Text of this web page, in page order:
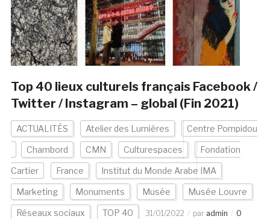
Top 40 lieux culturels français Facebook /
Twitter / Instagram – global (Fin 2021)
ACTUALITÉS Atelier des Lumières Centre Pompidou
Chambord CMN Culturespaces Fondation
Cartier France Institut du Monde Arabe IMA
Marketing Monuments Musée Musée Louvre
Réseaux sociaux TOP 40 31/01/2022 par admin
0